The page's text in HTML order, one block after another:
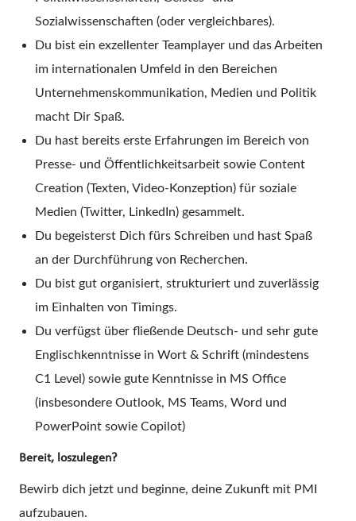
Sozialwissenschaften (oder vergleichbares).
Du bist ein exzellenter Teamplayer und das Arbeiten
im internationalen Umfeld in den Bereichen
Unternehmenskommunikation, Medien und Politik
macht Dir Spaß.
Du hast bereits erste Erfahrungen im Bereich von
Presse- und Öffentlichkeitsarbeit sowie Content
Creation (Texten, Video-Konzeption) für soziale
Medien (Twitter, LinkedIn) gesammelt.
Du begeisterst Dich fürs Schreiben und hast Spaß
an der Durchführung von Recherchen.
Du bist gut organisiert, strukturiert und zuverlässig
im Einhalten von Timings.
Du verfügst über fließende Deutsch- und sehr gute
Englischkenntnisse in Wort & Schrift (mindestens
C1 Level) sowie gute Kenntnisse in MS Office
(insbesondere Outlook, MS Teams, Word und
PowerPoint sowie Copilot)
Bereit, loszulegen?
Bewirb dich jetzt und beginne, deine Zukunft mit PMI
aufzubauen.